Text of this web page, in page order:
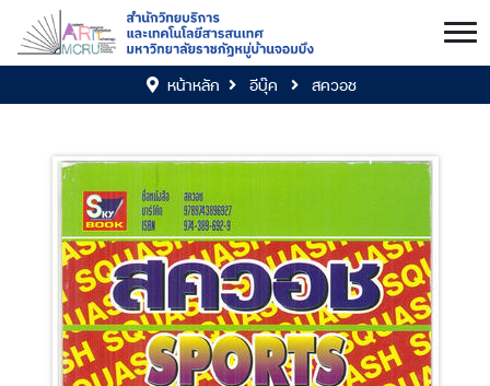
หน้าหลัก อีบุ๊ค สควอช